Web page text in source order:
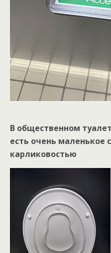
В общественном
есть очень маленькое
карликовостью